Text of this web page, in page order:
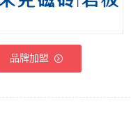
品牌加盟